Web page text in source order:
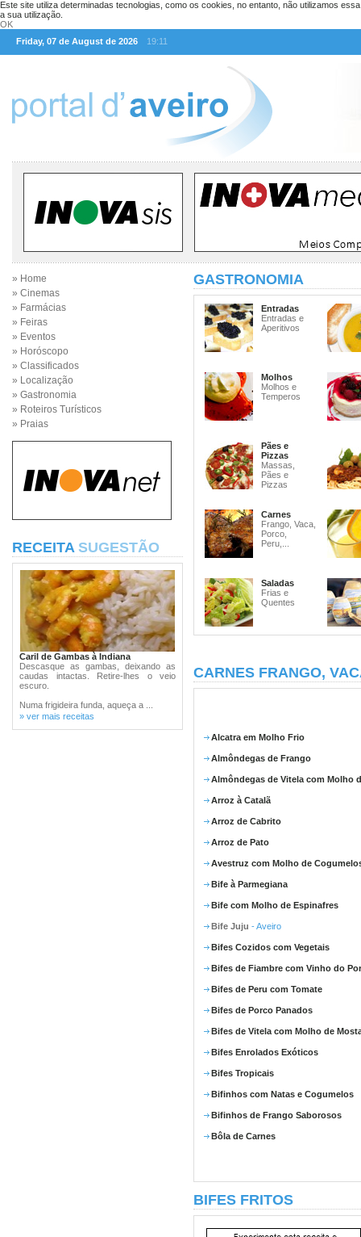
Este site utiliza determinadas tecnologias, como os cookies, no entanto, não utilizamos
a sua utilização.
OK
Friday, 07 de August de 2026
19:11
» Home
» Cinemas
» Farmácias
» Feiras
» Eventos
» Horóscopo
» Classificados
» Localização
» Gastronomia
» Roteiros Turísticos
» Praias
RECEITA SUGESTÃO
Caril de Gambas à Indiana
Descasque as gambas, deixando as
caudas intactas. Retire-lhes o veio
escuro.
Numa frigideira funda, aqueça a ...
» ver mais receitas
GASTRONOMIA
Entradas
Entradas e
Aperitivos
Molhos
Molhos e
Temperos
Pães e
Pizzas
Massas,
Pães e
Pizzas
Carnes
Frango, Vaca,
Porco,
Peru,...
Saladas
Frias e
Quentes
CARNES FRANGO,
Alcatra em Molho Frio
Almôndegas de Frango
Almôndegas de Vitela com Molho
Arroz à Catalã
Arroz de Cabrito
Arroz de Pato
Avestruz com Molho de
Bife à Parmegiana
Bife com Molho de Espinafres
Bife Juju - Aveiro
Bifes Cozidos com Vegetais
Bifes de Fiambre com Vinho do
Bifes de Peru com Tomate
Bifes de Porco Panados
Bifes de Vitela com Molho de
Bifes Enrolados Exóticos
Bifes Tropicais
Bifinhos com Natas e Cogumelos
Bifinhos de Frango Saborosos
Bôla de Carnes
BIFES FRITOS